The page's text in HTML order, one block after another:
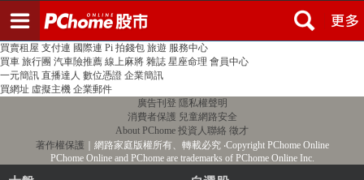
PChome首頁 線上購物 24h購物 書店
買賣租屋 支付連 國際連 Pi 拍錢包 旅遊 服務中心
買車 旅行團 汽車險推薦 線上麻將 雜誌 星座命理 會員中心
一元簡訊 直播達人 數位憑證 企業簡訊
買網址 虛擬主機 企業郵件
廣告刊登 隱私權聲明
消費者保護 兒童網路安全
About PChome 投資人聯絡 徵才
著作權保護 ｜網路家庭版權所有、轉載必究‧Copyright PChome Online
PChome Online and PChome are trademarks of PChome Online Inc.